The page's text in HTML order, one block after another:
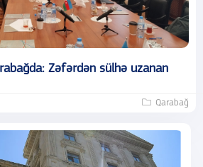
Zəfərdən sülhə uzanan
Qarabağ